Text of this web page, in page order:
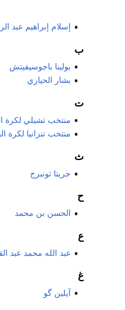
إسلام إبراهيم عبد
ب
بولينا باجوسيفيتش
بشار الحياري
ت
منتخب تشيلي لكرة
منتخب تنزانيا لكرة
ث
جريتا ثونبرج
ح
الحسن بن محمد
ع
عبد الله محمد عبد
غ
آيلين گو